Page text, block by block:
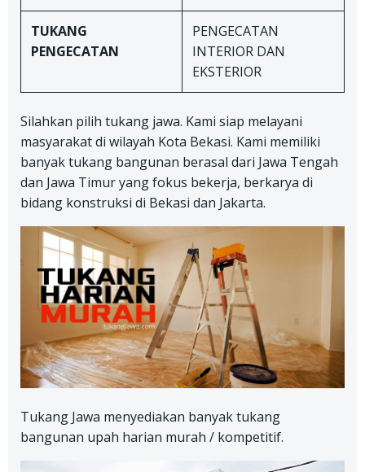
TUKANG
PENGECATAN
PENGECATAN
INTERIOR DAN
EKSTERIOR
Silahkan pilih tukang jawa. Kami siap melayani
masyarakat di wilayah Kota Bekasi. Kami memiliki
banyak tukang bangunan berasal dari Jawa Tengah
dan Jawa Timur yang fokus bekerja, berkarya di
bidang konstruksi di Bekasi dan Jakarta.
Tukang Jawa menyediakan banyak tukang
bangunan upah harian murah / kompetitif.